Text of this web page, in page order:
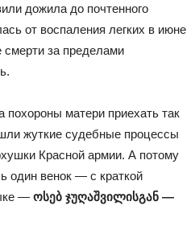
дожила до почтенного
от воспаления легких в июне
смерти за пределами
матери приехать так
жуткие судебные процессы
Красной армии. А потому
один венок — с краткой
— ოსებ ჯუღაშვილისგან —